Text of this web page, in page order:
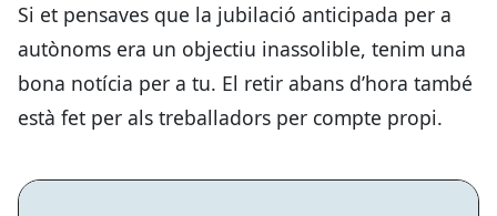
Si et pensaves que la jubilació anticipada per a
autònoms era un objectiu inassolible, tenim una
bona notícia per a tu. El retir abans d’hora també
està fet per als treballadors per compte propi.